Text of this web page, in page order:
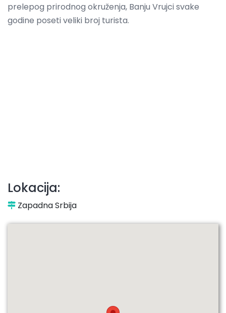
prelepog prirodnog okruženja, Banju Vrujci svake
godine poseti veliki broj turista.
Lokacija:
Zapadna Srbija